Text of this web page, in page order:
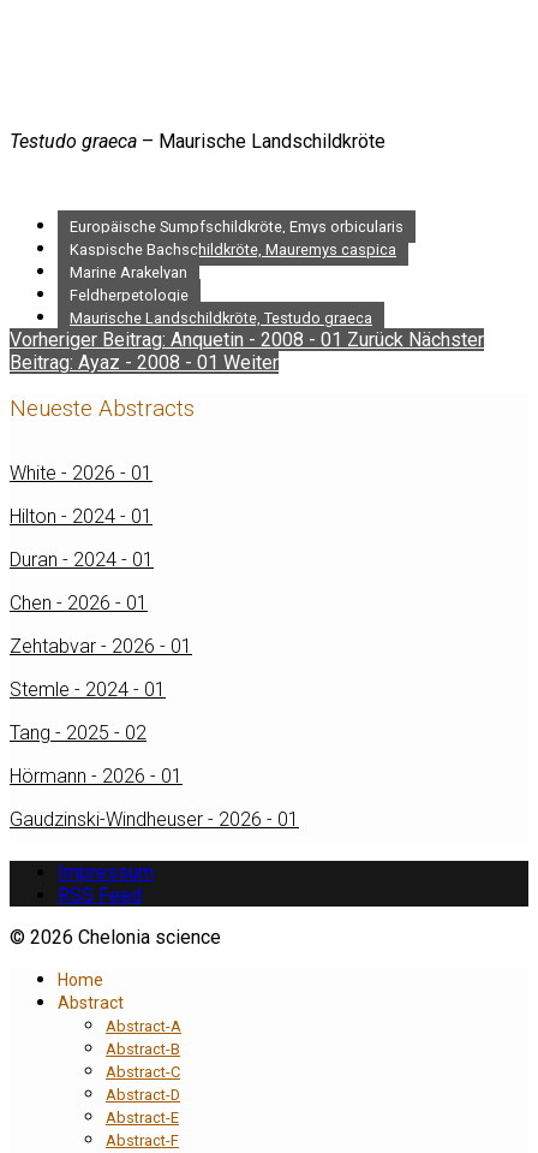
Testudo graeca – Maurische Landschildkröte
Europäische Sumpfschildkröte, Emys orbicularis
Kaspische Bachschildkröte, Mauremys caspica
Marine Arakelyan
Feldherpetologie
Maurische Landschildkröte, Testudo graeca
Vorheriger Beitrag: Anquetin - 2008 - 01 Zurück Nächster
Beitrag: Ayaz - 2008 - 01 Weiter
Neueste Abstracts
White - 2026 - 01
Hilton - 2024 - 01
Duran - 2024 - 01
Chen - 2026 - 01
Zehtabvar - 2026 - 01
Stemle - 2024 - 01
Tang - 2025 - 02
Hörmann - 2026 - 01
Gaudzinski-Windheuser - 2026 - 01
Impressum
RSS Feed
© 2026 Chelonia science
Home
Abstract
Abstract-A
Abstract-B
Abstract-C
Abstract-D
Abstract-E
Abstract-F